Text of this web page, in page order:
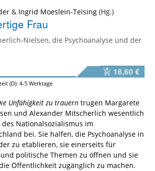
& Ingrid Moeslein-Teising
Frau
Nielsen, die Psychoanalyse und der
18,60 €
(D): 4-5 Werktage
Unfähigkeit zu trauern trugen Margarete
und Alexander Mitscherlich wesentlich
Nationalsozialismus im
bei. Sie halfen, die Psychoanalyse in
zu etablieren, sie einerseits für
politische Themen zu öffnen und sie
Öffentlichkeit zugänglich zu machen.